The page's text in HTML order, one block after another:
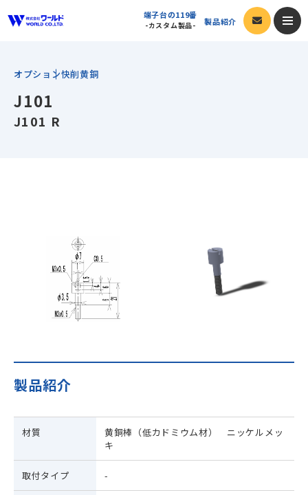
カタログ閲覧
端子台の119番
ご挨拶・会社ビジョン
販売実績
今すぐ発注
発注方法
端子台の119番
-カスタム製品- 製品紹介
オプション快削黄銅
J101
J101 R
製品紹介
材質
黄銅棒（低カドミウム材） ニッケルメッ
キ
取付タイプ -